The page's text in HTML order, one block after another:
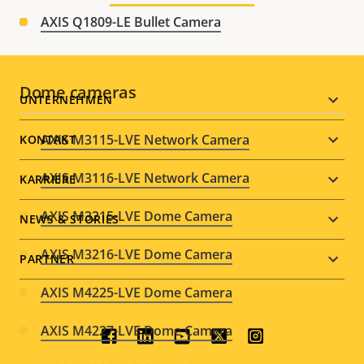
AXIS Q1809-LE Bullet Camera
Dome cameras
AXIS M3115-LVE Network Camera
AXIS M3116-LVE Network Camera
AXIS M3215-LVE Dome Camera
AXIS M3216-LVE Dome Camera
AXIS M4225-LVE Dome Camera
AXIS M4227-LVE Dome Camera
Footer
menu
UNTERNEHMEN
KONTAKT
KARRIERE
NEWS & STORIES
PARTNER
Social